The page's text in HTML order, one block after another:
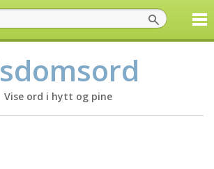
Vise ord i hytt og pine